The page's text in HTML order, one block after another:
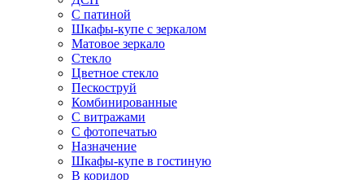
С патиной
Шкафы-купе с зеркалом
Матовое зеркало
Стекло
Цветное стекло
Пескоструй
Комбинированные
С витражами
С фотопечатью
Назначение
Шкафы-купе в гостиную
В коридор